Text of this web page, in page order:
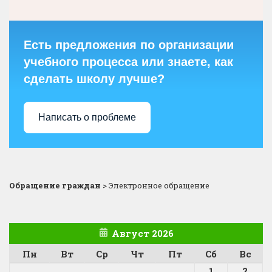
Есть предложения по организации
учебного процесса или знаете, как
сделать школу лучше?
Написать о проблеме
Обращение граждан >Электронное обращение
Август 2026
Пн
Вт Ср Чт Пт Сб
Вс